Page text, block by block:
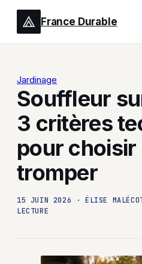
France Durable
Jardinage
Souffleur
3 critères
pour choisir
tromper
15 JUIN 2026 · ÉLISE
LECTURE